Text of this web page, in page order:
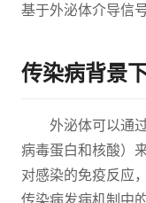
基于外泌体介导信
传染病背景
外泌体可以通
病毒蛋白和核酸）
对感染的免疫反应
传染病发病机制中